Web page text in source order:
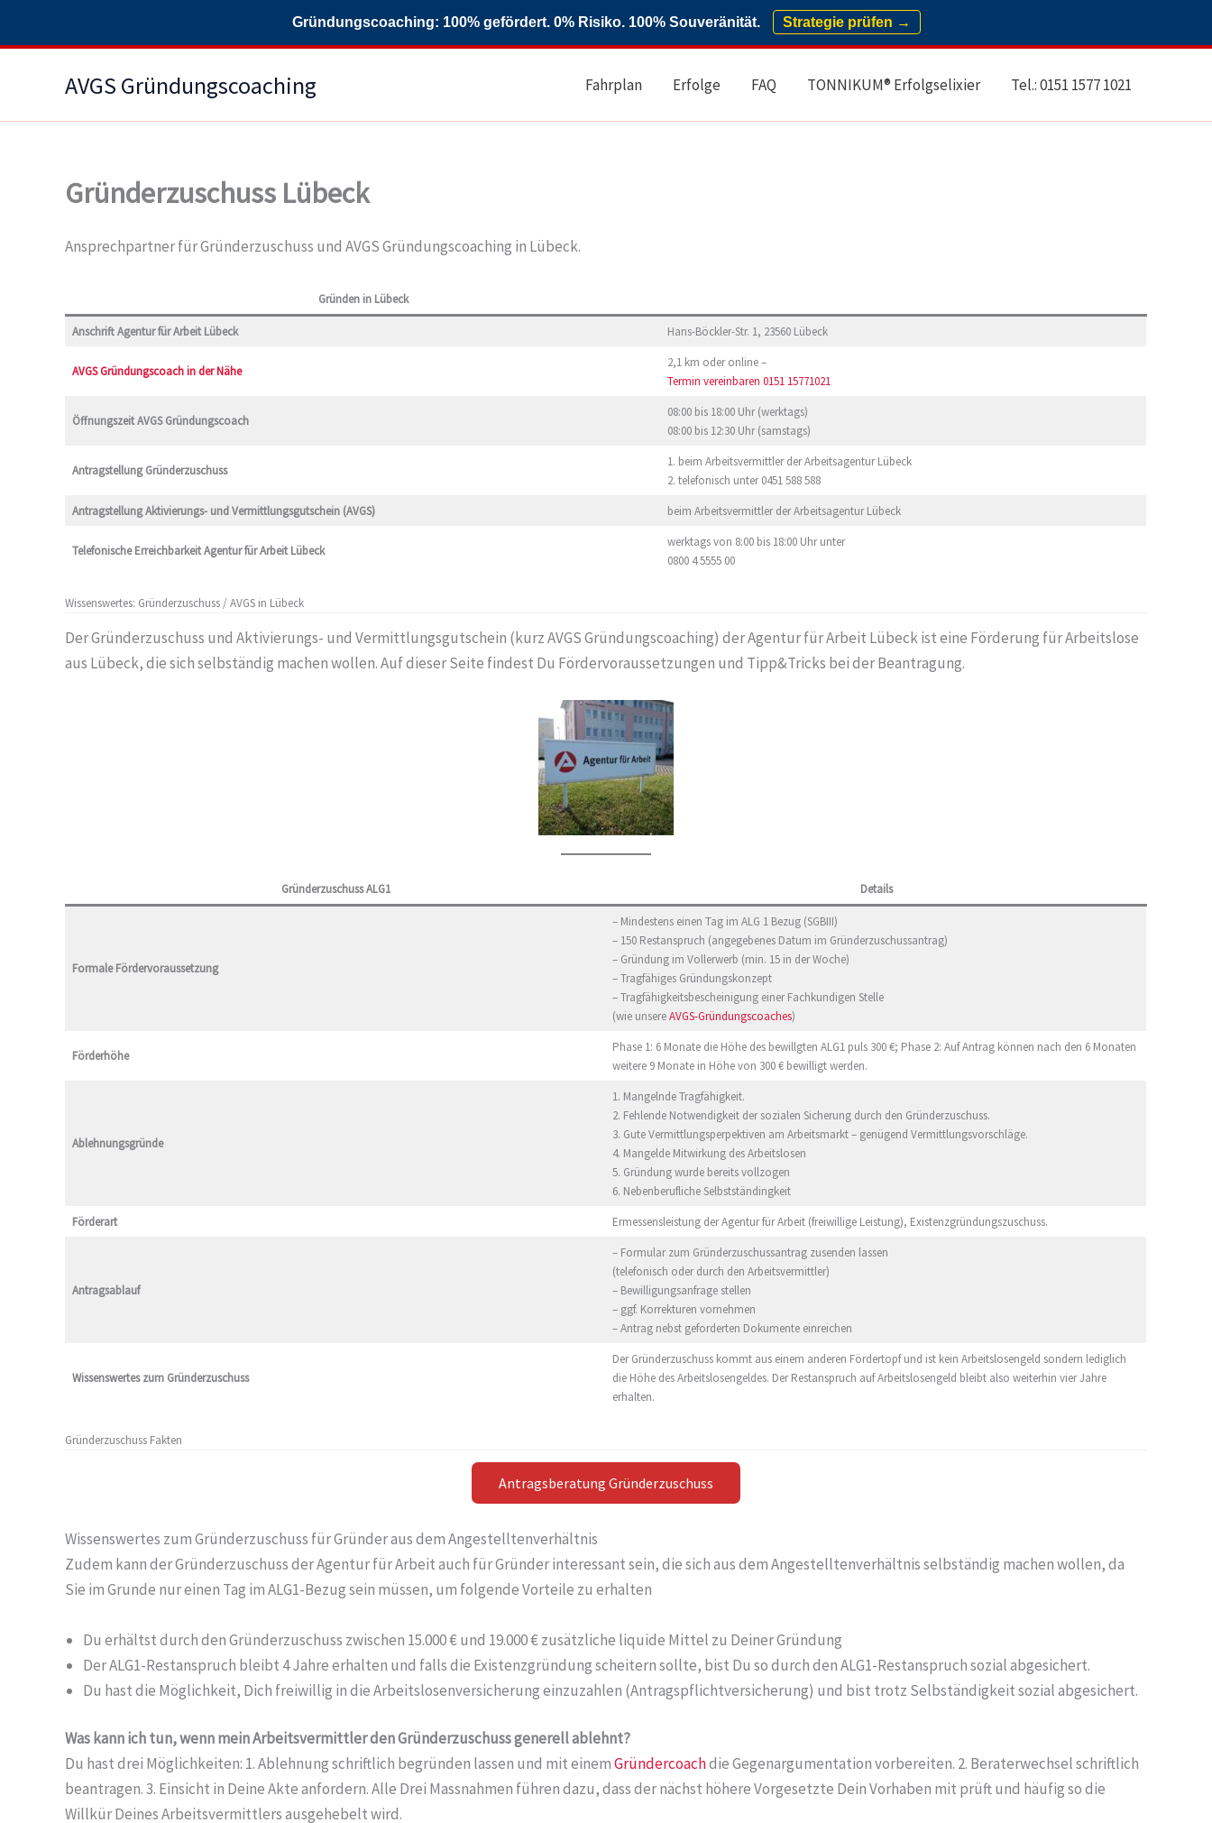
Gründungscoaching: 100% gefördert. 0% Risiko. 100% Souveränität. Strategie prüfen →
AVGS Gründungscoaching Fahrplan Erfolge FAQ TONNIKUM® Erfolgselixier Tel.: 0151 1577 1021
Gründerzuschuss Lübeck
Ansprechpartner für Gründerzuschuss und AVGS Gründungscoaching in Lübeck.
Gründen in Lübeck
Anschrift Agentur für Arbeit Lübeck Hans-Böckler-Str. 1, 23560 Lübeck
AVGS Gründungscoach in der Nähe
2,1 km oder online –
Termin vereinbaren 0151 15771021
Öffnungszeit AVGS Gründungscoach
08:00 bis 18:00 Uhr (werktags)
08:00 bis 12:30 Uhr (samstags)
Antragstellung Gründerzuschuss
1. beim Arbeitsvermittler der Arbeitsagentur Lübeck
2. telefonisch unter 0451 588 588
Antragstellung Aktivierungs- und Vermittlungsgutschein (AVGS) beim Arbeitsvermittler der Arbeitsagentur Lübeck
Telefonische Erreichbarkeit Agentur für Arbeit Lübeck
werktags von 8:00 bis 18:00 Uhr unter
0800 4 5555 00
Wissenswertes: Gründerzuschuss / AVGS in Lübeck
Der Gründerzuschuss und Aktivierungs- und Vermittlungsgutschein (kurz AVGS Gründungscoaching) der Agentur für Arbeit Lübeck ist eine Förderung für Arbeitslose
aus Lübeck, die sich selbständig machen wollen. Auf dieser Seite findest Du Fördervoraussetzungen und Tipp&Tricks bei der Beantragung.
Gründerzuschuss ALG1 Details
Formale Fördervoraussetzung
– Mindestens einen Tag im ALG 1 Bezug (SGBIII)
– 150 Restanspruch (angegebenes Datum im Gründerzuschussantrag)
– Gründung im Vollerwerb (min. 15 in der Woche)
– Tragfähiges Gründungskonzept
– Tragfähigkeitsbescheinigung einer Fachkundigen Stelle
(wie unsereAVGS-Gründungscoaches)
Förderhöhe
Phase 1: 6 Monate die Höhe des bewillgten ALG1 puls 300 €; Phase 2: Auf Antrag können nach den 6 Monaten
weitere 9 Monate in Höhe von 300 € bewilligt werden.
Ablehnungsgründe
1. Mangelnde Tragfähigkeit.
2. Fehlende Notwendigkeit der sozialen Sicherung durch den Gründerzuschuss.
3. Gute Vermittlungsperpektiven am Arbeitsmarkt – genügend Vermittlungsvorschläge.
4. Mangelde Mitwirkung des Arbeitslosen
5. Gründung wurde bereits vollzogen
6. Nebenberufliche Selbstständingkeit
Förderart
Ermessensleistung der Agentur für Arbeit (freiwillige Leistung), Existenzgründungszuschuss.
Antragsablauf
– Formular zum Gründerzuschussantrag zusenden lassen
(telefonisch oder durch den Arbeitsvermittler)
– Bewilligungsanfrage stellen
– ggf. Korrekturen vornehmen
– Antrag nebst geforderten Dokumente einreichen
Wissenswertes zum Gründerzuschuss
Der Gründerzuschuss kommt aus einem anderen Fördertopf und ist kein Arbeitslosengeld sondern lediglich
die Höhe des Arbeitslosengeldes. Der Restanspruch auf Arbeitslosengeld bleibt also weiterhin vier Jahre
erhalten.
Gründerzuschuss Fakten
Antragsberatung Gründerzuschuss
Wissenswertes zum Gründerzuschuss für Gründer aus dem Angestelltenverhältnis
Zudem kann der Gründerzuschuss der Agentur für Arbeit auch für Gründer interessant sein, die sich aus dem Angestelltenverhältnis selbständig machen wollen, da
Sie im Grunde nur einen Tag im ALG1-Bezug sein müssen, um folgende Vorteile zu erhalten
Du erhältst durch den Gründerzuschuss zwischen 15.000 € und 19.000 € zusätzliche liquide Mittel zu Deiner Gründung
Der ALG1-Restanspruch bleibt 4 Jahre erhalten und falls die Existenzgründung scheitern sollte, bist Du so durch den ALG1-Restanspruch sozial abgesichert.
Du hast die Möglichkeit, Dich freiwillig in die Arbeitslosenversicherung einzuzahlen (Antragspflichtversicherung) und bist trotz Selbständigkeit sozial abgesichert.
Was kann ich tun, wenn mein Arbeitsvermittler den Gründerzuschuss generell ablehnt?
Du hast drei Möglichkeiten: 1. Ablehnung schriftlich begründen lassen und mit einemGründercoachdie Gegenargumentation vorbereiten. 2. Beraterwechsel schriftlich
beantragen. 3. Einsicht in Deine Akte anfordern. Alle Drei Massnahmen führen dazu, dass der nächst höhere Vorgesetzte Dein Vorhaben mit prüft und häufig so die
Willkür Deines Arbeitsvermittlers ausgehebelt wird.